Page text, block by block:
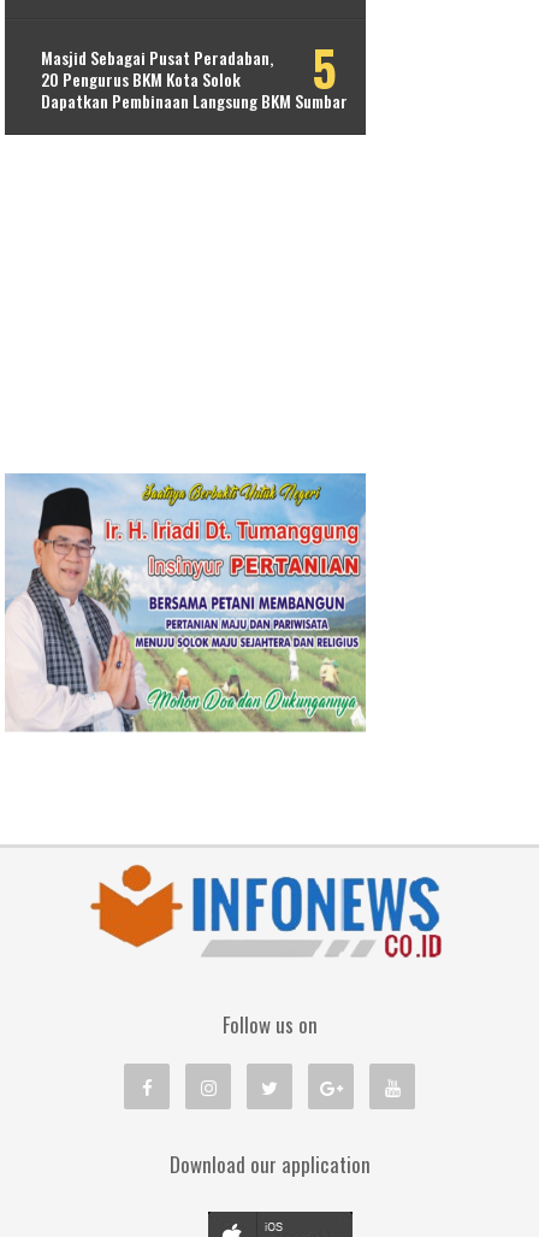
Masjid Sebagai Pusat Peradaban,
20 Pengurus BKM Kota Solok
Dapatkan Pembinaan Langsung BKM Sumbar
Follow us on
Download our application